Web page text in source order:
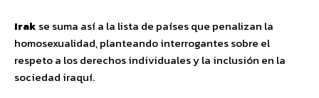
Irak se suma así a la lista de países que penalizan la
homosexualidad, planteando interrogantes sobre el
respeto a los derechos individuales y la inclusión en la
sociedad iraquí.